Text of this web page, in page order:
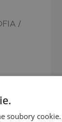
/
soubory